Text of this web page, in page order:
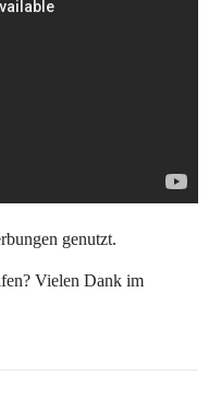
genutzt.
Vielen Dank im